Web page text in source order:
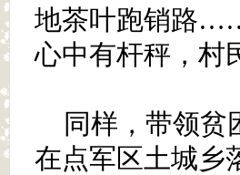
地茶叶跑销路
心中有杆秤，村
同样，带领贫
在点军区土城乡